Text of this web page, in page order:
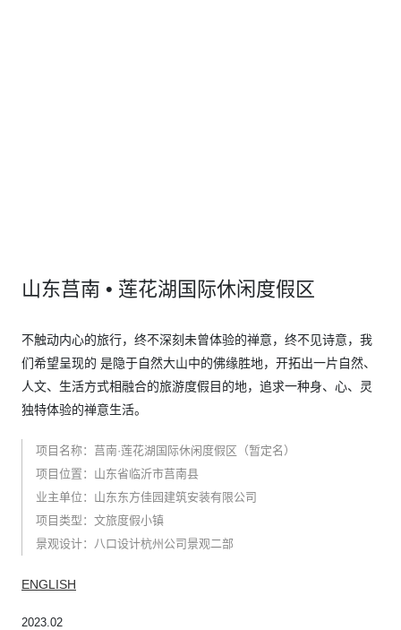
山东莒南 • 莲花湖国际休闲度假区
不触动内心的旅行，终不深刻未曾体验的禅意，终不见诗意，我
们希望呈现的 是隐于自然大山中的佛缘胜地，开拓出一片自然、
人文、生活方式相融合的旅游度假目的地，追求一种身、心、灵
独特体验的禅意生活。
项目名称：莒南·莲花湖国际休闲度假区（暂定名）
项目位置：山东省临沂市莒南县
业主单位：山东东方佳园建筑安装有限公司
项目类型：文旅度假小镇
景观设计：八口设计杭州公司景观二部
ENGLISH
2023.02